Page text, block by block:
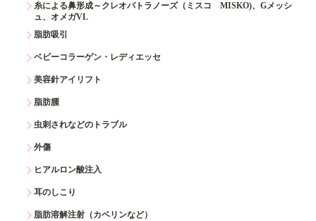
糸による鼻形成～クレオパトラノーズ（ミスコ MISKO)、Gメッシ
ュ、オメガVL
脂肪吸引
ベビーコラーゲン・レディエッセ
美容針アイリフト
脂肪腫
虫刺されなどのトラブル
外傷
ヒアルロン酸注入
耳のしこり
脂肪溶解注射（カベリンなど）